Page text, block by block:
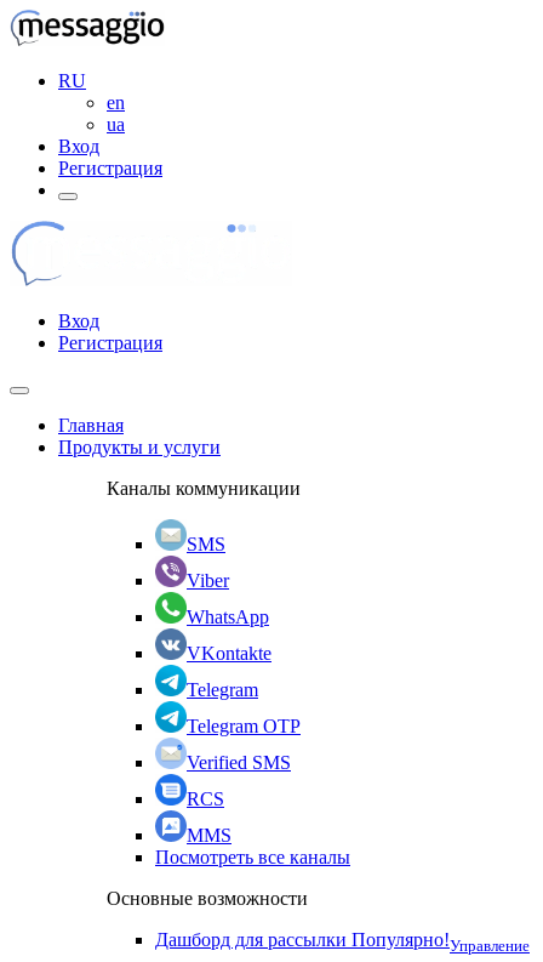
RU
en
ua
Вход
Регистрация
Вход
Регистрация
Главная
Продукты и услуги
Каналы коммуникации
SMS
Viber
WhatsApp
VKontakte
Telegram
Telegram OTP
Verified SMS
RCS
MMS
Посмотреть все каналы
Основные возможности
Дашборд для рассылки Популярно!Управление